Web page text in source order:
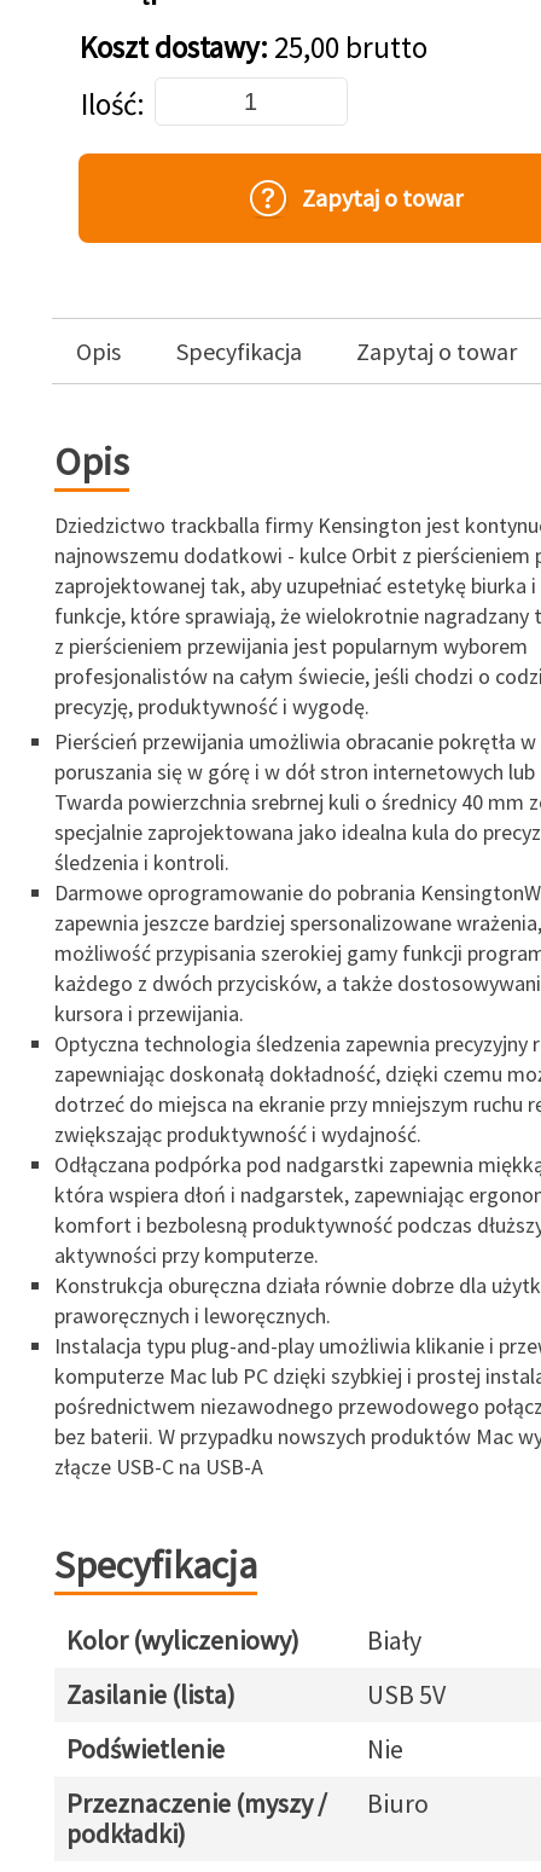
Koszt dostawy: 25,00 brutto
Dodaj do koszyka
Ilość
Zapytaj o towar
Opis Specyfikacja Zapytaj o towar
Opis
Dziedzictwo trackballa firmy Kensington jest
najnowszemu dodatkowi - kulce Orbit z pierścieniem
zaprojektowanej tak, aby uzupełniać estetykę biurka
funkcje, które sprawiają, że wielokrotnie nagradzany
z pierścieniem przewijania jest popularnym wyborem
profesjonalistów na całym świecie, jeśli chodzi o
precyzję, produktywność i wygodę.
Pierścień przewijania umożliwia obracanie pokrętła
poruszania się w górę i w dół stron internetowych
Twarda powierzchnia srebrnej kuli o średnicy 40 mm
specjalnie zaprojektowana jako idealna kula do
śledzenia i kontroli.
Darmowe oprogramowanie do pobrania
zapewnia jeszcze bardziej spersonalizowane
możliwość przypisania szerokiej gamy funkcji
każdego z dwóch przycisków, a także
kursora i przewijania.
Optyczna technologia śledzenia zapewnia precyzyjny
zapewniając doskonałą dokładność, dzięki czemu
dotrzeć do miejsca na ekranie przy mniejszym ruchu
zwiększając produktywność i wydajność.
Odłączana podpórka pod nadgarstki zapewnia
która wspiera dłoń i nadgarstek, zapewniając
komfort i bezbolesną produktywność podczas
aktywności przy komputerze.
Konstrukcja oburęczna działa równie dobrze dla
praworęcznych i leworęcznych.
Instalacja typu plug-and-play umożliwia klikanie i
komputerze Mac lub PC dzięki szybkiej i prostej
pośrednictwem niezawodnego przewodowego
bez baterii. W przypadku nowszych produktów Mac
złącze USB-C na USB-A
Specyfikacja
Kolor (wyliczeniowy)
Biały
Zasilanie (lista)
USB 5V
Podświetlenie
Nie
Przeznaczenie (myszy /
podkładki)
Biuro